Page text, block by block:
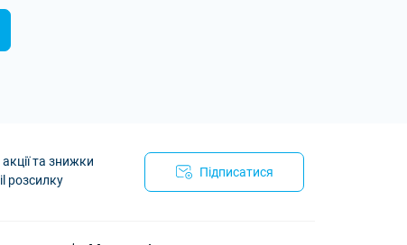
та знижки
розсилку
Підписатися